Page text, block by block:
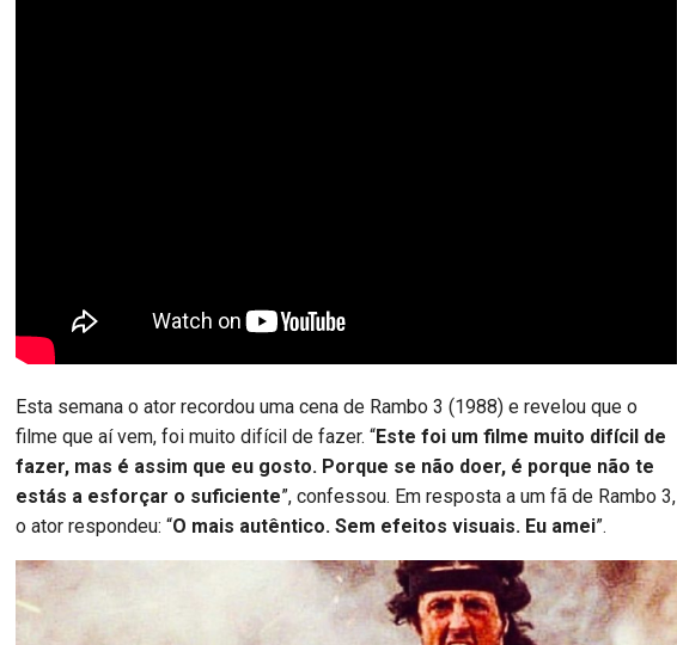
Esta semana o ator recordou uma cena de Rambo 3 (1988) e revelou que o
filme que aí vem, foi muito difícil de fazer. “Este foi um filme muito difícil de
fazer, mas é assim que eu gosto. Porque se não doer, é porque não te
estás a esforçar o suficiente”, confessou. Em resposta a um fã de Rambo 3,
o ator respondeu: “O mais autêntico. Sem efeitos visuais. Eu amei”.